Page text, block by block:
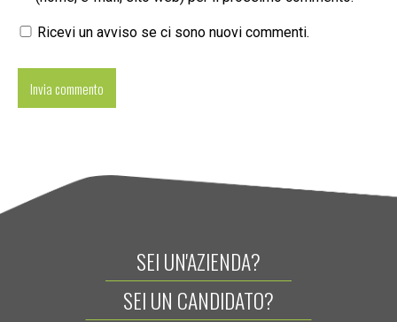
Ricevi un avviso se ci sono nuovi commenti.
SEI UN'AZIENDA?
SEI UN CANDIDATO?